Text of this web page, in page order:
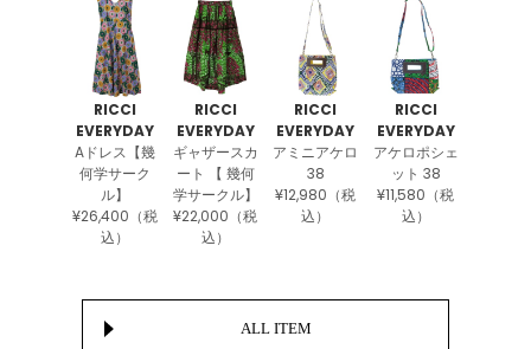
RICCI
EVERYDAY
Aドレス【幾
何学サーク
ル】
¥26,400（税
込）
RICCI
EVERYDAY
ギャザースカ
ート 【 幾何
学サークル】
¥22,000（税
込）
RICCI
EVERYDAY
アミニアケロ
38
¥12,980（税
込）
RICCI
EVERYDAY
アケロポシェ
ット 38
¥11,580（税
込）
ALL ITEM